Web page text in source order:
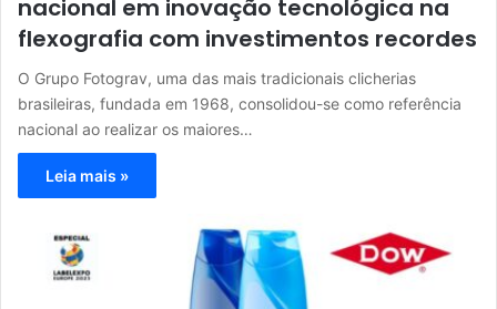
nacional em inovação tecnológica na
flexografia com investimentos recordes
O Grupo Fotograv, uma das mais tradicionais clicherias
brasileiras, fundada em 1968, consolidou-se como referência
nacional ao realizar os maiores…
Leia mais »